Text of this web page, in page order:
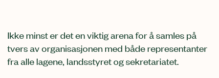
Ikke minst er det en viktig arena for å samles på
tvers av organisasjonen med både representanter
fra alle lagene, landsstyret og sekretariatet.